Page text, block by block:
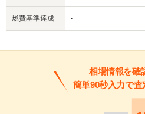
燃費基準達成 -
相場情報を確
簡単90秒入力で査